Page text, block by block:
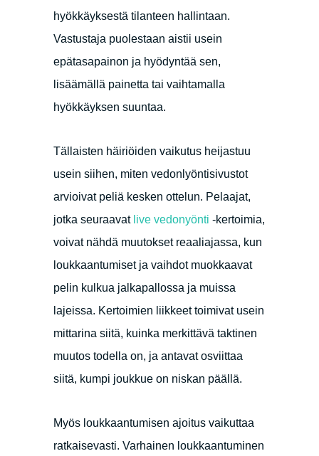
hyökkäyksestä tilanteen hallintaan.
Vastustaja puolestaan aistii usein
epätasapainon ja hyödyntää sen,
lisäämällä painetta tai vaihtamalla
hyökkäyksen suuntaa.
Tällaisten häiriöiden vaikutus heijastuu
usein siihen, miten vedonlyöntisivustot
arvioivat peliä kesken ottelun. Pelaajat,
jotka seuraavatlive vedonyönti -kertoimia,
voivat nähdä muutokset reaaliajassa, kun
loukkaantumiset ja vaihdot muokkaavat
pelin kulkua jalkapallossa ja muissa
lajeissa. Kertoimien liikkeet toimivat usein
mittarina siitä, kuinka merkittävä taktinen
muutos todella on, ja antavat osviittaa
siitä, kumpi joukkue on niskan päällä.
Myös loukkaantumisen ajoitus vaikuttaa
ratkaisevasti. Varhainen loukkaantuminen